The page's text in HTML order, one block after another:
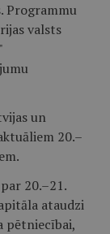
Programmu
valsts
un
20.–
20.–21.
ataudzi
pētniecībai,